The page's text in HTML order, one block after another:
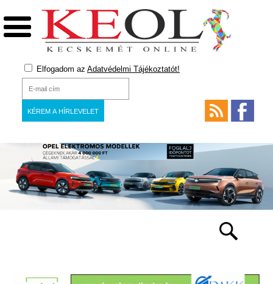
Elfogadom az Adatvédelmi Tájékoztatót!